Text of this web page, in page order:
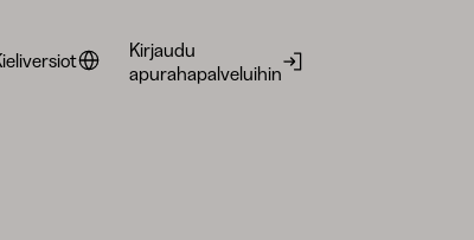
Kirjaudu
apurahapalveluihin